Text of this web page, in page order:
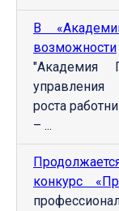
В
возможности
"Академия
управления
роста
– ...
конкурс